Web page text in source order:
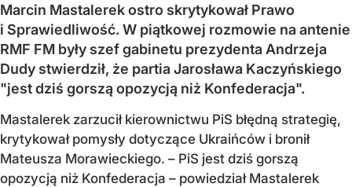
Marcin Mastalerek ostro skrytykował Prawo
i Sprawiedliwość. W piątkowej rozmowie na antenie
RMF FM były szef gabinetu prezydenta Andrzeja
Dudy stwierdził, że partia Jarosława Kaczyńskiego
"jest dziś gorszą opozycją niż Konfederacja".
Mastalerek zarzucił kierownictwu PiS błędną strategię,
krytykował pomysły dotyczące Ukraińców i bronił
Mateusza Morawieckiego. – PiS jest dziś gorszą
opozycją niż Konfederacja – powiedział Mastalerek